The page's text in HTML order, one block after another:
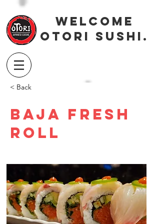
Welcome
OTORI SUSHI.
< Back
Baja Fresh
Roll